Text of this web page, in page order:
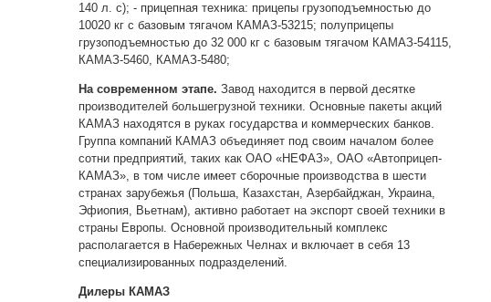
140 л. с); - прицепная техника: прицепы грузоподъемностью до
10020 кг с базовым тягачом КАМАЗ-53215; полуприцепы
грузоподъемностью до 32 000 кг с базовым тягачом КАМАЗ-54115,
КАМАЗ-5460, КАМАЗ-5480;
На современном этапе. Завод находится в первой десятке
производителей большегрузной техники. Основные пакеты акций
КАМАЗ находятся в руках государства и коммерческих банков.
Группа компаний КАМАЗ объединяет под своим началом более
сотни предприятий, таких как ОАО «НЕФАЗ», ОАО «Автоприцеп-
КАМАЗ», в том числе имеет сборочные производства в шести
странах зарубежья (Польша, Казахстан, Азербайджан, Украина,
Эфиопия, Вьетнам), активно работает на экспорт своей техники в
страны Европы. Основной производительный комплекс
располагается в Набережных Челнах и включает в себя 13
специализированных подразделений.
Дилеры КАМАЗ